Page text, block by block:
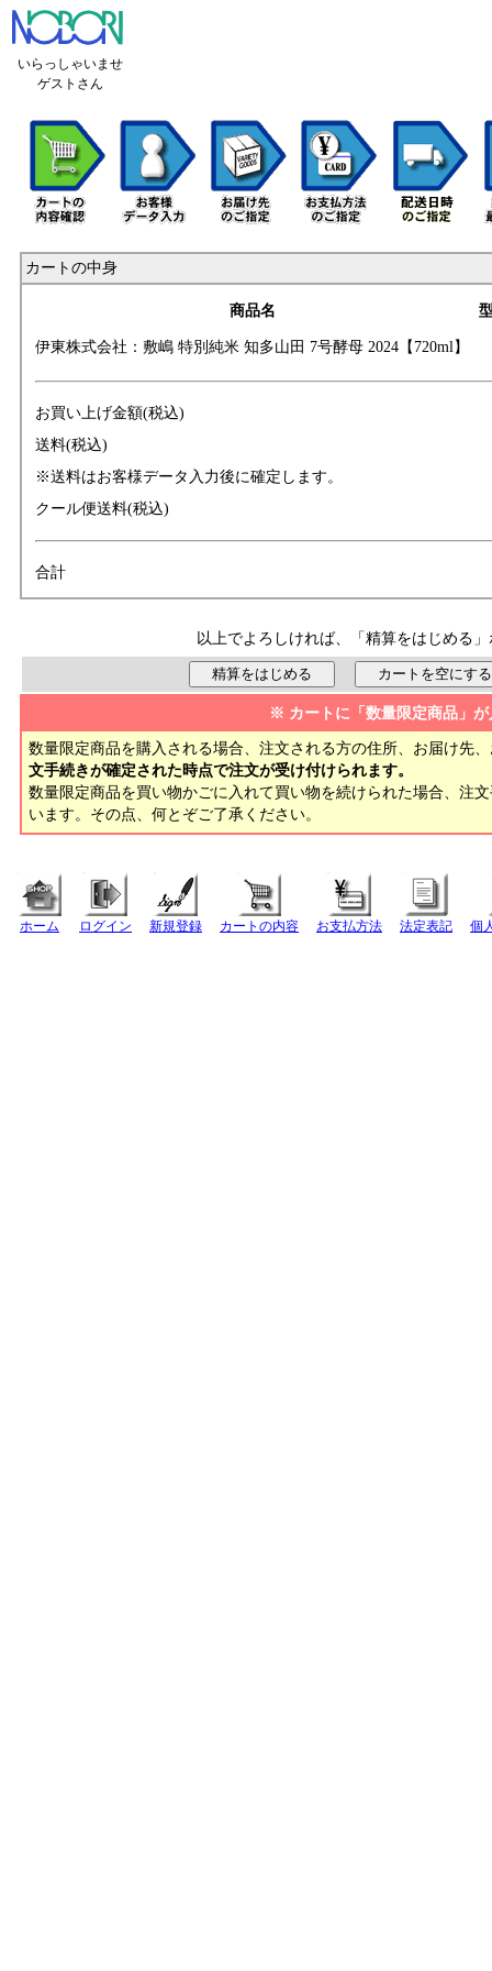
いらっしゃいませ
ゲストさん
カートの中身
商品名
伊東株式会社：敷嶋 特別純米 知多山田 7号酵母 2024【720ml】
お買い上げ金額(税込)
送料(税込)
※送料はお客様データ入力後に確定します。
クール便送料(税込)
合計
以上でよろしければ、「精算をはじめる
※ カートに「数量限定商品」
数量限定商品を購入される場合、注文される方の住所、お届け先
文手続きが確定された時点で注文が受け付けられます。
数量限定商品を買い物かごに入れて買い物を続けられた場合、注
います。その点、何とぞご了承ください。
ホーム ログイン 新規登録 カートの内容 お支払方法 法定表記 個